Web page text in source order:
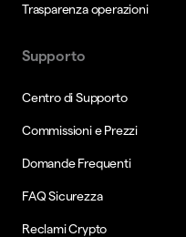
Trasparenza operazioni
Supporto
Centro di Supporto
Commissioni e Prezzi
Domande Frequenti
FAQ Sicurezza
Reclami Crypto